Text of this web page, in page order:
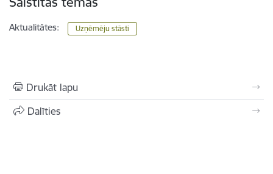
Aktualitātes: Uzņēmēju stāsti
Drukāt lapu
Dalīties